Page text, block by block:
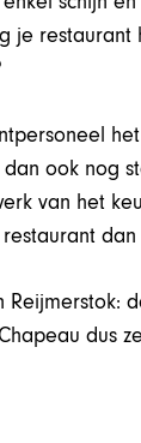
je restaurant
ook nog
van het
dus